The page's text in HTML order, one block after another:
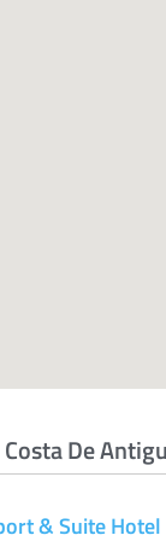
De
& Suite Hotel